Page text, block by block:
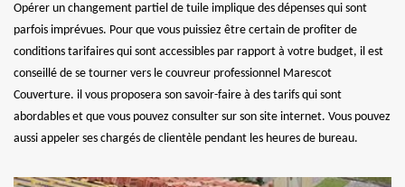
Opérer un changement partiel de tuile implique des dépenses qui sont
parfois imprévues. Pour que vous puissiez être certain de profiter de
conditions tarifaires qui sont accessibles par rapport à votre budget, il est
conseillé de se tourner vers le couvreur professionnel Marescot
Couverture. il vous proposera son savoir-faire à des tarifs qui sont
abordables et que vous pouvez consulter sur son site internet. Vous pouvez
aussi appeler ses chargés de clientèle pendant les heures de bureau.